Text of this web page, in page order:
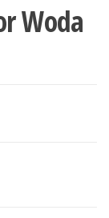
Woda